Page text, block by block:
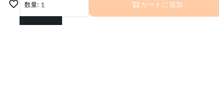
数量: 1
1
カートに追加